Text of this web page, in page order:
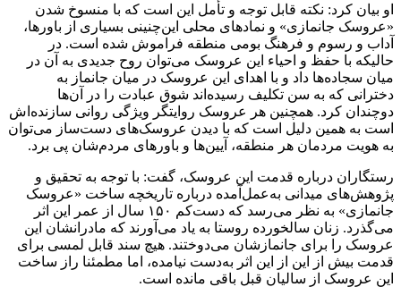
او بیان کرد: نکته قابل توجه و تأمل این است که با منسوخ شدن
«عروسک جانمازی» و نمادهای محلی این‌چنینی بسیاری از باورها،
آداب و رسوم و فرهنگ بومی منطقه فراموش شده است. در
حالیکه با حفظ و احیاء این عروسک می‌توان روح جدیدی به آن در
میان سجاده‌ها داد و با اهدای این عروسک در میان جانماز به
دخترانی که به سن تکلیف رسیده‌اند شوق عبادت را در آن‌ها
دوچندان کرد. همچنین هر عروسک روایتگر ویژگی روانی سازنده‌اش
است به همین دلیل است که با دیدن عروسک‌های دست‌ساز می‌توان
به هویت مردمان هر منطقه، آیین‌ها و باورهای مردم‌شان پی برد.
رستگاران درباره قدمت این عروسک، گفت: با توجه به تحقیق‌ و
پژوهش‌های میدانی به‌عمل‌آمده درباره تاریخچه ساخت «عروسک
جانمازی» به نظر می‌رسد که دست‌کم ۱۵۰ سال از عمر این اثر
می‌گذرد. زنان سالخورده روستا به یاد می‌آورند که مادرانشان این
عروسک را برای جانمازشان می‌دوختند. هیچ سند قابل لمسی برای
قدمت بیش از این از این اثر به‌دست نیامده، اما مطمئنا راز ساخت
این عروسک از سالیان قبل باقی مانده است.